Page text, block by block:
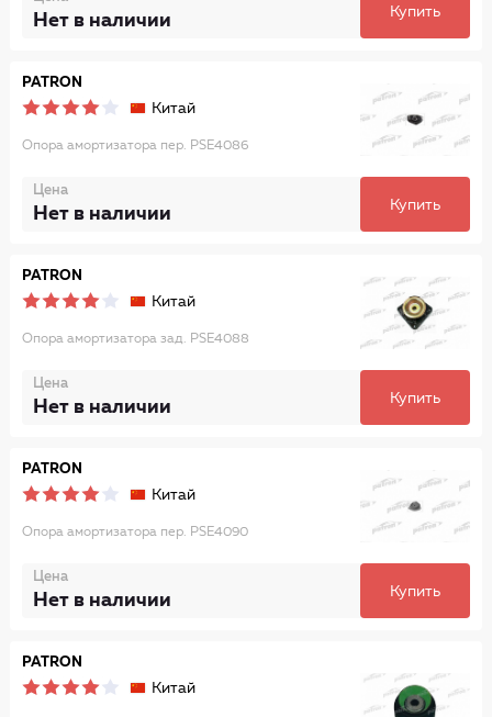
Нет в наличии Купить
PATRON
Китай
Опора амортизатора пер. PSE4086
Цена
Нет в наличии Купить
PATRON
Китай
Опора амортизатора зад. PSE4088
Цена
Нет в наличии Купить
PATRON
Китай
Опора амортизатора пер. PSE4090
Цена
Нет в наличии Купить
PATRON
Китай